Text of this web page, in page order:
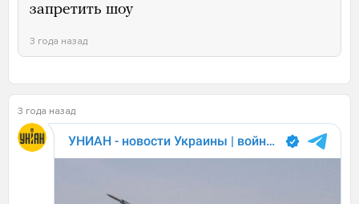
запретить шоу
3 года назад
3 года назад